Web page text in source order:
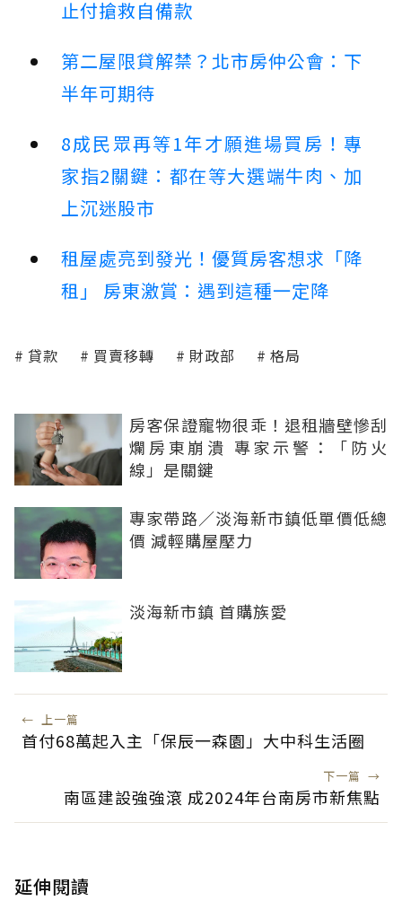
止付搶救自備款
第二屋限貸解禁？北市房仲公會：下
半年可期待
8成民眾再等1年才願進場買房！專
家指2關鍵：都在等大選端牛肉、加
上沉迷股市
租屋處亮到發光！優質房客想求「降
租」 房東激賞：遇到這種一定降
貸款 買賣移轉 財政部 格局
房客保證寵物很乖！退租牆壁慘刮
爛房東崩潰 專家示警：「防火
線」是關鍵
專家帶路／淡海新市鎮低單價低總
價 減輕購屋壓力
淡海新市鎮 首購族愛
← 上一篇
首付68萬起入主「保辰一森園」大中科生活圈
下一篇 →
南區建設強強滾 成2024年台南房市新焦點
延伸閱讀